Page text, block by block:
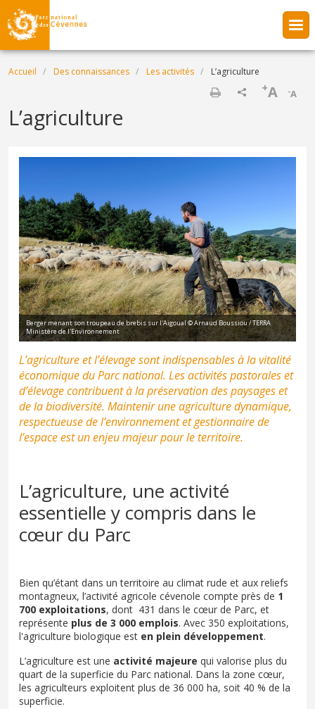
Aller au contenu principal
Fil d'Ariane
Accueil Des connaissances Les activités L’agriculture
-A
+A
L’agriculture
Berger menant son troupeau de brebis sur l'Aigoual © Arnaud Boussiou / TERRA
Ministère de l'Environnement
L’agriculture et l’élevage sont indispensables à la vitalité
économique du Parc national. Les activités pastorales et
d’élevage contribuent à la préservation des paysages et
de la biodiversité. Maintenir une agriculture dynamique,
respectueuse de l’environnement et gestionnaire de
l’espace est un enjeu majeur pour le territoire.
L’agriculture, une activité
essentielle y compris dans le
cœur du Parc
Bien qu’étant dans un territoire au climat rude et aux reliefs
montagneux, l’activité agricole cévenole compte près de 1
700 exploitations, dont 431 dans le cœur de Parc, et
représente plus de 3 000 emplois. Avec 350 exploitations,
l'agriculture biologique est en plein développement.
L’agriculture est une activité majeure qui valorise plus du
quart de la superficie du Parc national. Dans la zone cœur,
les agriculteurs exploitent plus de 36 000 ha, soit 40 % de la
superficie.